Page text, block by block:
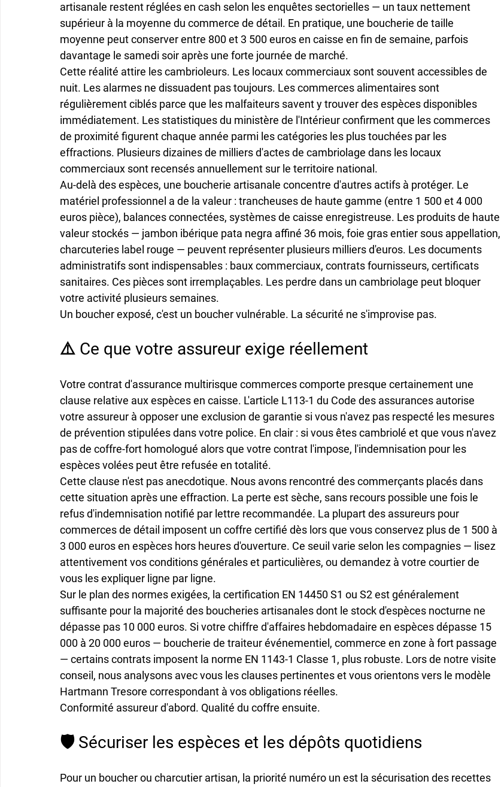
artisanale restent réglées en cash selon les enquêtes sectorielles — un taux nettement
supérieur à la moyenne du commerce de détail. En pratique, une boucherie de taille
moyenne peut conserver entre 800 et 3 500 euros en caisse en fin de semaine, parfois
davantage le samedi soir après une forte journée de marché.
Cette réalité attire les cambrioleurs. Les locaux commerciaux sont souvent accessibles de
nuit. Les alarmes ne dissuadent pas toujours. Les commerces alimentaires sont
régulièrement ciblés parce que les malfaiteurs savent y trouver des espèces disponibles
immédiatement. Les statistiques du ministère de l'Intérieur confirment que les commerces
de proximité figurent chaque année parmi les catégories les plus touchées par les
effractions. Plusieurs dizaines de milliers d'actes de cambriolage dans les locaux
commerciaux sont recensés annuellement sur le territoire national.
Au-delà des espèces, une boucherie artisanale concentre d'autres actifs à protéger. Le
matériel professionnel a de la valeur : trancheuses de haute gamme (entre 1 500 et 4 000
euros pièce), balances connectées, systèmes de caisse enregistreuse. Les produits de haute
valeur stockés — jambon ibérique pata negra affiné 36 mois, foie gras entier sous appellation,
charcuteries label rouge — peuvent représenter plusieurs milliers d'euros. Les documents
administratifs sont indispensables : baux commerciaux, contrats fournisseurs, certificats
sanitaires. Ces pièces sont irremplaçables. Les perdre dans un cambriolage peut bloquer
votre activité plusieurs semaines.
Un boucher exposé, c'est un boucher vulnérable. La sécurité ne s'improvise pas.
⚠️ Ce que votre assureur exige réellement
Votre contrat d'assurance multirisque commerces comporte presque certainement une
clause relative aux espèces en caisse. L'article L113-1 du Code des assurances autorise
votre assureur à opposer une exclusion de garantie si vous n'avez pas respecté les mesures
de prévention stipulées dans votre police. En clair : si vous êtes cambriolé et que vous n'avez
pas de coffre-fort homologué alors que votre contrat l'impose, l'indemnisation pour les
espèces volées peut être refusée en totalité.
Cette clause n'est pas anecdotique. Nous avons rencontré des commerçants placés dans
cette situation après une effraction. La perte est sèche, sans recours possible une fois le
refus d'indemnisation notifié par lettre recommandée. La plupart des assureurs pour
commerces de détail imposent un coffre certifié dès lors que vous conservez plus de 1 500 à
3 000 euros en espèces hors heures d'ouverture. Ce seuil varie selon les compagnies — lisez
attentivement vos conditions générales et particulières, ou demandez à votre courtier de
vous les expliquer ligne par ligne.
Sur le plan des normes exigées, la certification EN 14450 S1 ou S2 est généralement
suffisante pour la majorité des boucheries artisanales dont le stock d'espèces nocturne ne
dépasse pas 10 000 euros. Si votre chiffre d'affaires hebdomadaire en espèces dépasse 15
000 à 20 000 euros — boucherie de traiteur événementiel, commerce en zone à fort passage
— certains contrats imposent la norme EN 1143-1 Classe 1, plus robuste. Lors de notre visite
conseil, nous analysons avec vous les clauses pertinentes et vous orientons vers le modèle
Hartmann Tresore correspondant à vos obligations réelles.
Conformité assureur d'abord. Qualité du coffre ensuite.
🛡️ Sécuriser les espèces et les dépôts quotidiens
Pour un boucher ou charcutier artisan, la priorité numéro un est la sécurisation des recettes